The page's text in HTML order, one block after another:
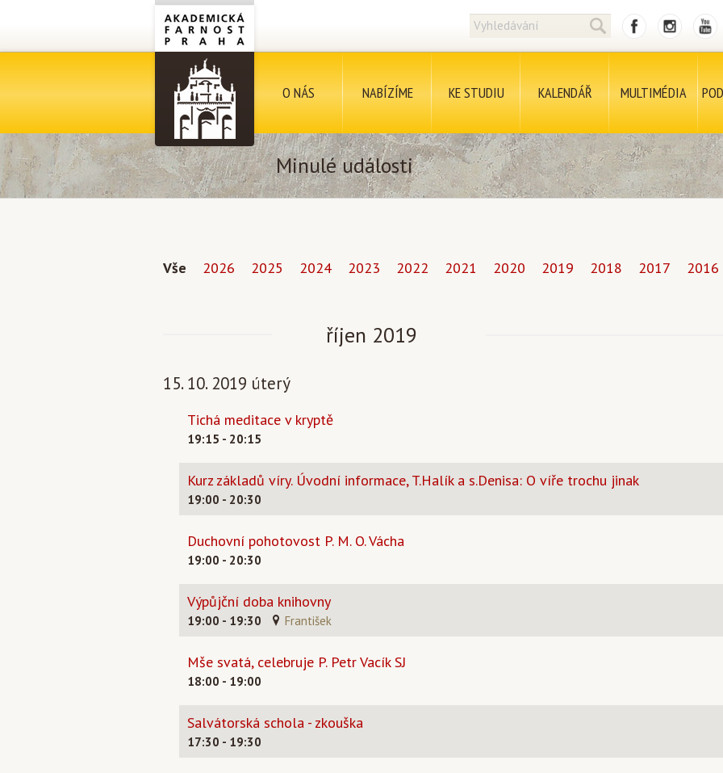
O NÁS NABÍZÍME KE STUDIU KALENDÁŘ MULTIMÉDIA
Minulé události
Vše 2026 2025 2024 2023 2022 2021 2020 2019 2018 2017 2016
říjen 2019
15. 10. 2019 úterý
Tichá meditace v kryptě
19:15 - 20:15
Kurz základů víry. Úvodní informace, T.Halík a s.Denisa: O víře trochu jinak
19:00 - 20:30
Duchovní pohotovost P. M. O. Vácha
19:00 - 20:30
Výpůjční doba knihovny
19:00 - 19:30 František
Mše svatá, celebruje P. Petr Vacík SJ
18:00 - 19:00
Salvátorská schola - zkouška
17:30 - 19:30